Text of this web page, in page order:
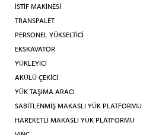
İSTİF MAKİNESİ
TRANSPALET
PERSONEL YÜKSELTİCİ
EKSKAVATÖR
YÜKLEYİCİ
AKÜLÜ ÇEKİCİ
YÜK TAŞIMA ARACI
SABİTLENMİŞ MAKASLI YÜK PLATFORMU
HAREKETLİ MAKASLI YÜK PLATFORMU